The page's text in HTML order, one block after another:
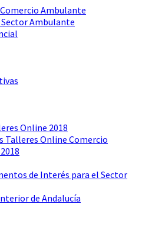
Ambulante
Ambulante
Online 2018
Talleres Online Comercio
de Interés para el Sector
de Andalucía